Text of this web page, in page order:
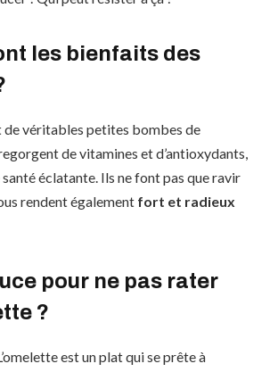
les bienfaits des
de véritables petites bombes de
de vitamines et d’antioxydants,
éclatante. Ils ne font pas que ravir
rendent également fort et radieux
pour ne pas rater
?
est un plat qui se prête à